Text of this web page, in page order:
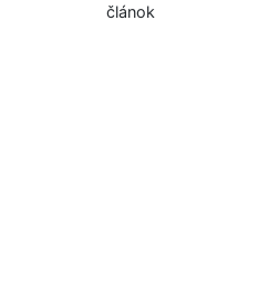
článok